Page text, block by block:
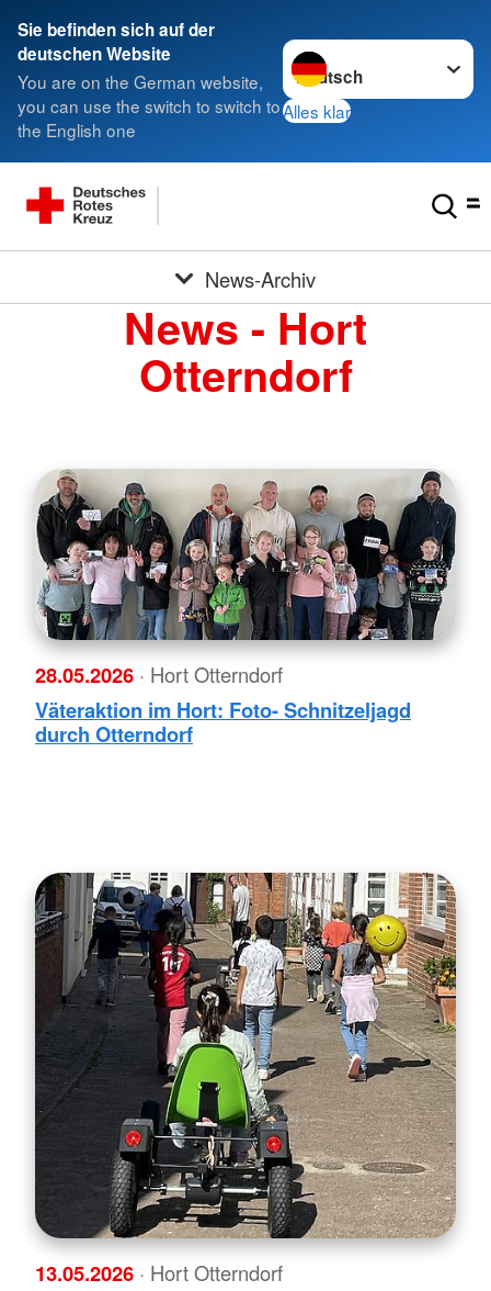
Sie befinden sich auf der
deutschen Website
You are on the German website,
you can use the switch to switch to
the English one
Sprache wechseln zu
Alles klar
News-Archiv
News - Hort
Otterndorf
28.05.2026 · Hort Otterndorf
Väteraktion im Hort: Foto- Schnitzeljagd
durch Otterndorf
13.05.2026 · Hort Otterndorf